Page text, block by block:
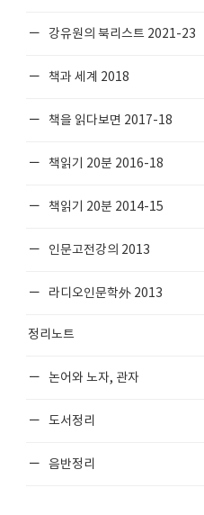
강유원의 북리스트 2021-23
책과 세계 2018
책을 읽다보면 2017-18
책읽기 20분 2016-18
책읽기 20분 2014-15
인문고전강의 2013
라디오인문학外 2013
정리노트
논어와 노자, 관자
도서정리
음반정리